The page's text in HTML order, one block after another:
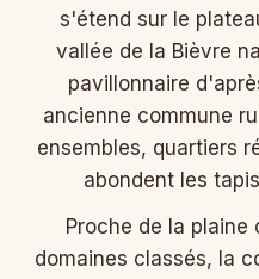
s'étend sur le
vallée de la Bièvre
pavillonnaire
ancienne commune
ensembles, quartiers
abondent les
Proche de la plaine
domaines classés, la